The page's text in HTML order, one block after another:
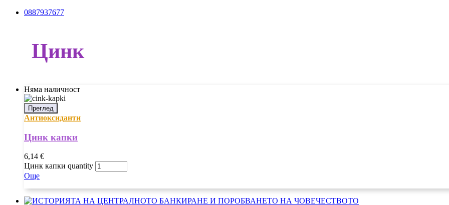
0887937677
Цинк
Няма наличност
Преглед
Антиоксиданти
Цинк капки
6,14 €
Цинк капки quantity
Още